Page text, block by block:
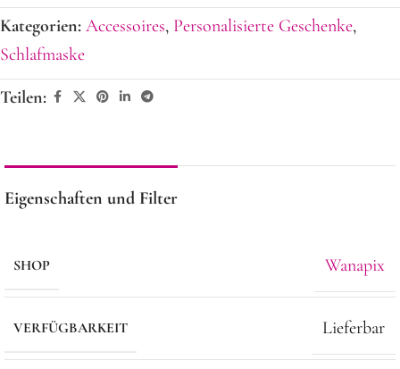
Kategorien: Accessoires, Personalisierte Geschenke,
Schlafmaske
Teilen:
Eigenschaften und Filter
SHOP Wanapix
VERFÜGBARKEIT Lieferbar